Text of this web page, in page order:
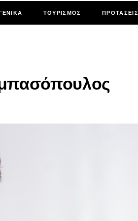
ΤΟΥΡΙΣΜΟΣ ΠΡΟΤΑΣΕΙΣ